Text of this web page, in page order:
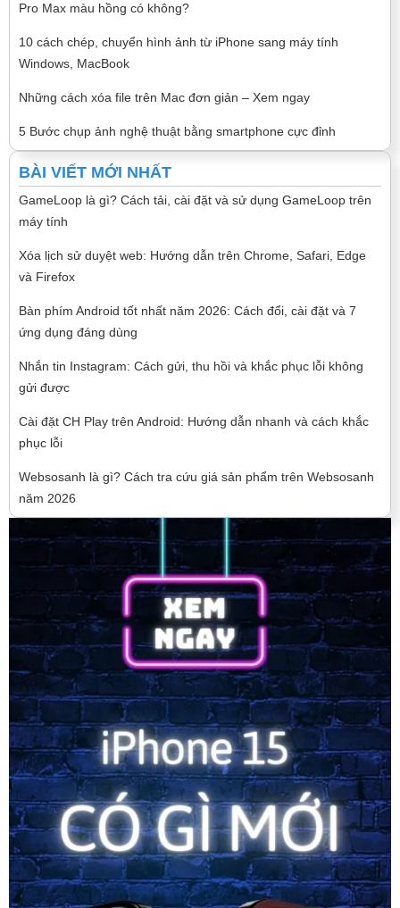
Pro Max màu hồng có không?
10 cách chép, chuyển hình ảnh từ iPhone sang máy tính
Windows, MacBook
Những cách xóa file trên Mac đơn giản – Xem ngay
5 Bước chụp ảnh nghệ thuật bằng smartphone cực đỉnh
BÀI VIẾT MỚI NHẤT
GameLoop là gì? Cách tải, cài đặt và sử dụng GameLoop trên
máy tính
Xóa lịch sử duyệt web: Hướng dẫn trên Chrome, Safari, Edge
và Firefox
Bàn phím Android tốt nhất năm 2026: Cách đổi, cài đặt và 7
ứng dụng đáng dùng
Nhắn tin Instagram: Cách gửi, thu hồi và khắc phục lỗi không
gửi được
Cài đặt CH Play trên Android: Hướng dẫn nhanh và cách khắc
phục lỗi
Websosanh là gì? Cách tra cứu giá sản phẩm trên Websosanh
năm 2026